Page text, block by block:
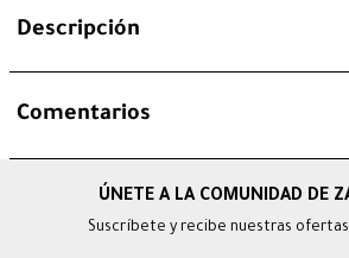
Descripción
Comentarios
Suscríbete y recibe nuestras ofertas